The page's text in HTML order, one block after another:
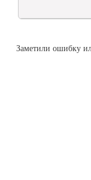
Заметили ошибку